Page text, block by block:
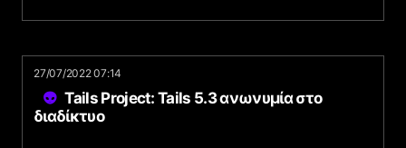
27/07/2022 07:14
Tails Project: Tails 5.3 ανωνυμία στο
διαδίκτυο